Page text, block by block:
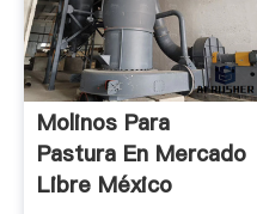
Molinos Para
Pastura En Mercado
Libre México